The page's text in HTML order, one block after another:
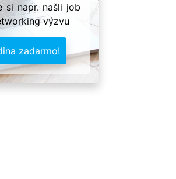
si napr. našli job
výzvu
zadarmo!